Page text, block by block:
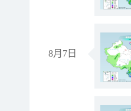
8月7日